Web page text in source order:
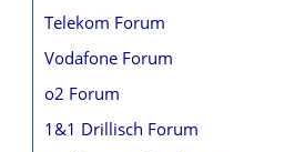
Telekom Forum
Vodafone Forum
o2 Forum
1&1 Drillisch Forum